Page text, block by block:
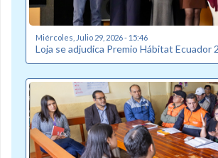
Miércoles, Julio 29, 2026 - 15:46
Loja se adjudica Premio Hábitat Ecuador